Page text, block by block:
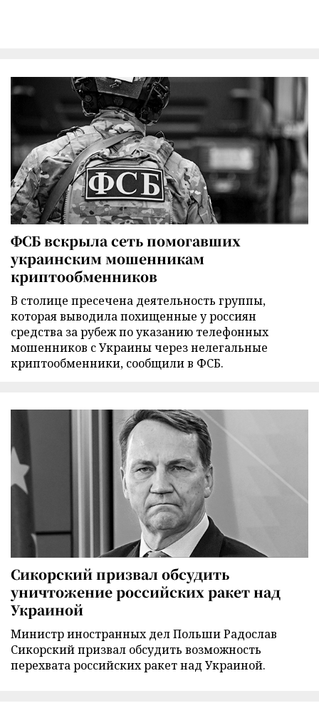
ФСБ вскрыла сеть помогавших
украинским мошенникам
криптообменников
В столице пресечена деятельность группы,
которая выводила похищенные у россиян
средства за рубеж по указанию телефонных
мошенников с Украины через нелегальные
криптообменники, сообщили в ФСБ.
Сикорский призвал обсудить
уничтожение российских ракет над
Украиной
Министр иностранных дел Польши Радослав
Сикорский призвал обсудить возможность
перехвата российских ракет над Украиной.